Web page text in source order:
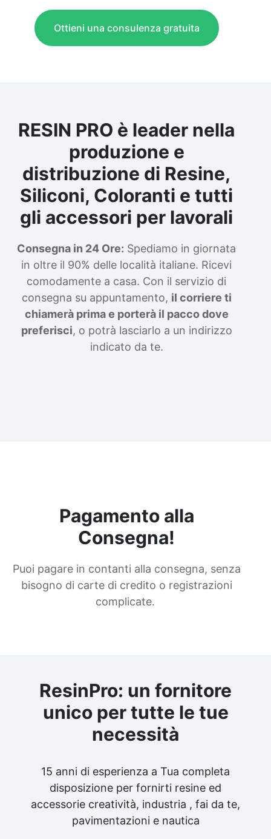
Ottieni una consulenza gratuita
RESIN PRO è leader nella
produzione e
distribuzione di Resine,
Siliconi, Coloranti e tutti
gli accessori per lavorali
Consegna in 24 Ore: Spediamo in giornata
in oltre il 90% delle località italiane. Ricevi
comodamente a casa. Con il servizio di
consegna su appuntamento, il corriere ti
chiamerà prima e porterà il pacco dove
preferisci, o potrà lasciarlo a un indirizzo
indicato da te.
Pagamento alla
Consegna!
Puoi pagare in contanti alla consegna, senza
bisogno di carte di credito o registrazioni
complicate.
ResinPro: un fornitore
unico per tutte le tue
necessità
15 anni di esperienza a Tua completa
disposizione per fornirti resine ed
accessorie creatività, industria , fai da te,
pavimentazioni e nautica